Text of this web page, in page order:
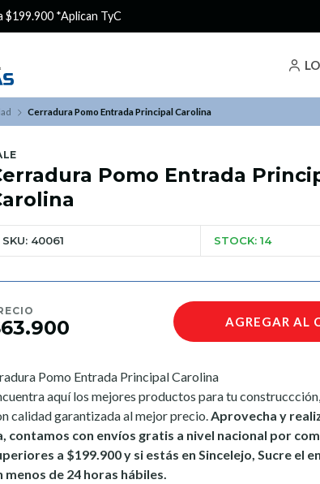
Descuentazos!
Cerradura Pomo Entrada Principal Carolina
Pomo Entrada
SKU: 40061 STOCK: 14
AGREGAR AL
Pomo Entrada Principal Carolina
aquí los mejores productos para tu
calidad garantizada al mejor precio.Aprovecha y
contamos con envíos gratis a nivel nacional por
a $199.900 y si estás en Sincelejo, Sucre el
menos de 24 horas hábiles.